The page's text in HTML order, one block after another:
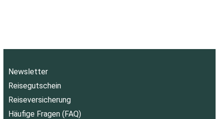
Newsletter
Reisegutschein
Reiseversicherung
Häufige Fragen (FAQ)